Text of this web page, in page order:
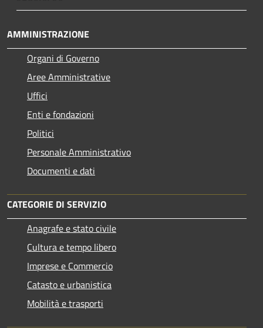
AMMINISTRAZIONE
Organi di Governo
Aree Amministrative
Uffici
Enti e fondazioni
Politici
Personale Amministrativo
Documenti e dati
CATEGORIE DI SERVIZIO
Anagrafe e stato civile
Cultura e tempo libero
Imprese e Commercio
Catasto e urbanistica
Mobilità e trasporti